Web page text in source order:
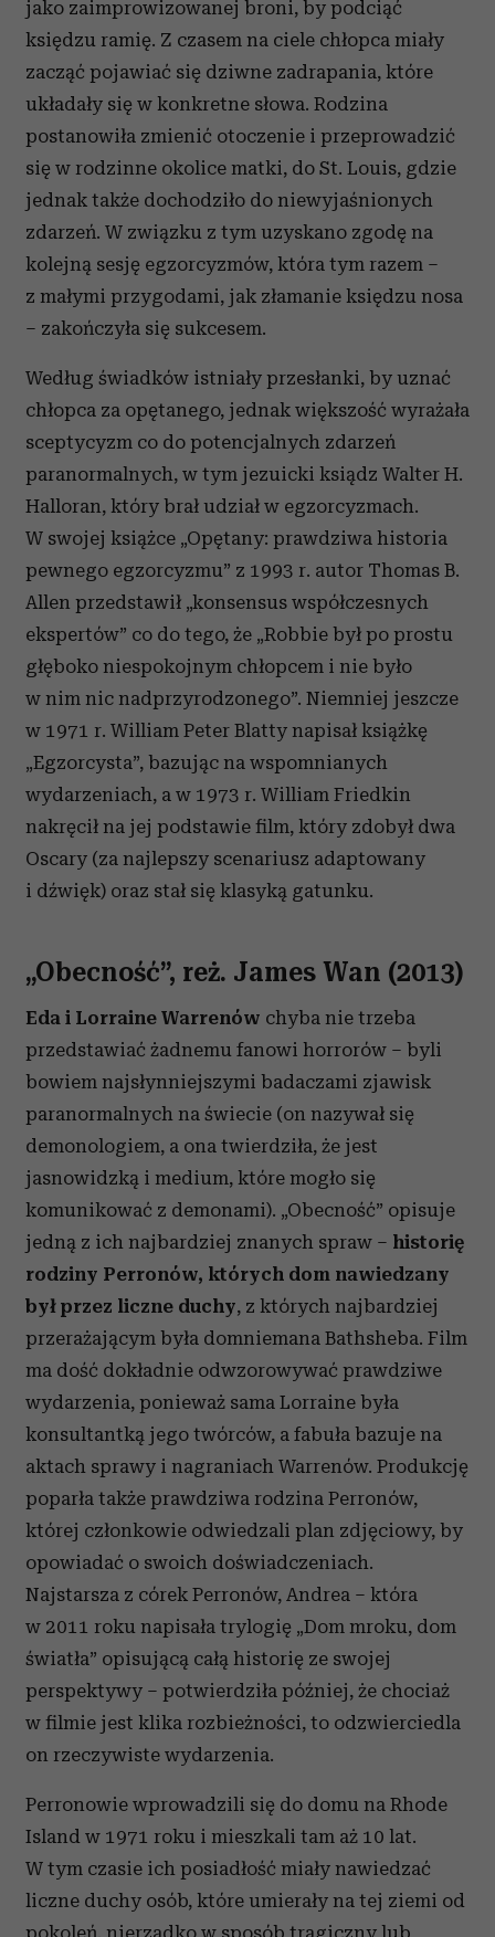
jako zaimprowizowanej broni, by podciąć
księdzu ramię. Z czasem na ciele chłopca miały
zacząć pojawiać się dziwne zadrapania, które
układały się w konkretne słowa. Rodzina
postanowiła zmienić otoczenie i przeprowadzić
się w rodzinne okolice matki, do St. Louis, gdzie
jednak także dochodziło do niewyjaśnionych
zdarzeń. W związku z tym uzyskano zgodę na
kolejną sesję egzorcyzmów, która tym razem –
z małymi przygodami, jak złamanie księdzu nosa
– zakończyła się sukcesem.
Według świadków istniały przesłanki, by uznać
chłopca za opętanego, jednak większość wyrażała
sceptycyzm co do potencjalnych zdarzeń
paranormalnych, w tym jezuicki ksiądz Walter H.
Halloran, który brał udział w egzorcyzmach.
W swojej książce „Opętany: prawdziwa historia
pewnego egzorcyzmu” z 1993 r. autor Thomas B.
Allen przedstawił „konsensus współczesnych
ekspertów” co do tego, że „Robbie był po prostu
głęboko niespokojnym chłopcem i nie było
w nim nic nadprzyrodzonego”. Niemniej jeszcze
w 1971 r. William Peter Blatty napisał książkę
„Egzorcysta”, bazując na wspomnianych
wydarzeniach, a w 1973 r. William Friedkin
nakręcił na jej podstawie film, który zdobył dwa
Oscary (za najlepszy scenariusz adaptowany
i dźwięk) oraz stał się klasyką gatunku.
„Obecność”, reż. James Wan (2013)
Eda i Lorraine Warrenów chyba nie trzeba
przedstawiać żadnemu fanowi horrorów – byli
bowiem najsłynniejszymi badaczami zjawisk
paranormalnych na świecie (on nazywał się
demonologiem, a ona twierdziła, że jest
jasnowidzką i medium, które mogło się
komunikować z demonami). „Obecność” opisuje
jedną z ich najbardziej znanych spraw – historię
rodziny Perronów, których dom nawiedzany
był przez liczne duchy, z których najbardziej
przerażającym była domniemana Bathsheba. Film
ma dość dokładnie odwzorowywać prawdziwe
wydarzenia, ponieważ sama Lorraine była
konsultantką jego twórców, a fabuła bazuje na
aktach sprawy i nagraniach Warrenów. Produkcję
poparła także prawdziwa rodzina Perronów,
której członkowie odwiedzali plan zdjęciowy, by
opowiadać o swoich doświadczeniach.
Najstarsza z córek Perronów, Andrea – która
w 2011 roku napisała trylogię „Dom mroku, dom
światła” opisującą całą historię ze swojej
perspektywy – potwierdziła później, że chociaż
w filmie jest klika rozbieżności, to odzwierciedla
on rzeczywiste wydarzenia.
Perronowie wprowadzili się do domu na Rhode
Island w 1971 roku i mieszkali tam aż 10 lat.
W tym czasie ich posiadłość miały nawiedzać
liczne duchy osób, które umierały na tej ziemi od
pokoleń, nierzadko w sposób tragiczny lub